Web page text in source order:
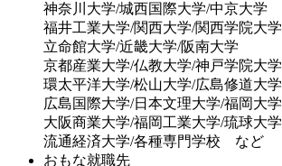
神奈川大学/城西国際大学/中京大学
福井工業大学/関西大学/関西学院大学
立命館大学/近畿大学/阪南大学
京都産業大学/仏教大学/神戸学院大学
環太平洋大学/松山大学/広島修道大学
広島国際大学/日本文理大学/福岡大学
大阪商業大学/福岡工業大学/琉球大学
流通経済大学/各種専門学校 など
おもな就職先